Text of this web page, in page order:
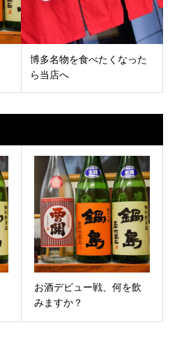
博多名物を食べたくなった
ら当店へ
お酒デビュー戦、何を飲
みますか？